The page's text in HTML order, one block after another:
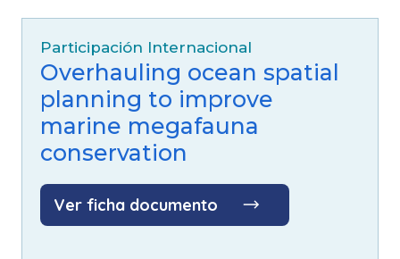
Participación Internacional
Overhauling ocean spatial
planning to improve
marine megafauna
conservation
Ver ficha documento